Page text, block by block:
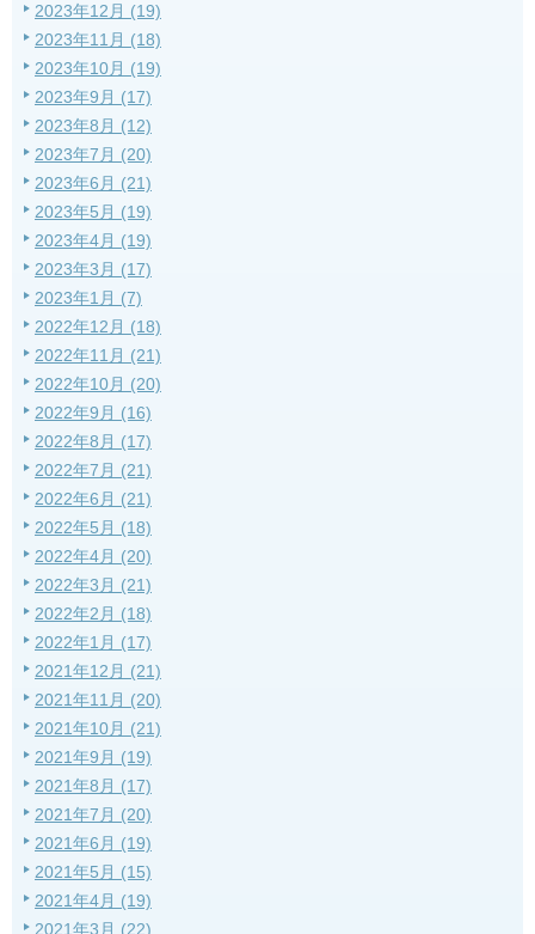
2023年12月 (19)
2023年11月 (18)
2023年10月 (19)
2023年9月 (17)
2023年8月 (12)
2023年7月 (20)
2023年6月 (21)
2023年5月 (19)
2023年4月 (19)
2023年3月 (17)
2023年1月 (7)
2022年12月 (18)
2022年11月 (21)
2022年10月 (20)
2022年9月 (16)
2022年8月 (17)
2022年7月 (21)
2022年6月 (21)
2022年5月 (18)
2022年4月 (20)
2022年3月 (21)
2022年2月 (18)
2022年1月 (17)
2021年12月 (21)
2021年11月 (20)
2021年10月 (21)
2021年9月 (19)
2021年8月 (17)
2021年7月 (20)
2021年6月 (19)
2021年5月 (15)
2021年4月 (19)
2021年3月 (22)